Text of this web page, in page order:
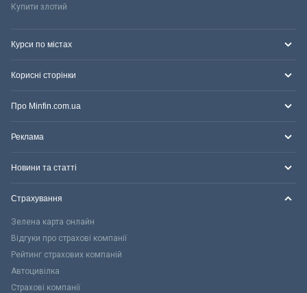
Купити злотий
Курси по містах
Корисні сторінки
Про Minfin.com.ua
Реклама
Новини та статті
Страхування
Зелена карта онлайн
Відгуки про страхові компанії
Рейтинг страхових компаній
Автоцивілка
Страхові компанії